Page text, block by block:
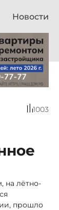
Новости
1003
на лётно-
прошло